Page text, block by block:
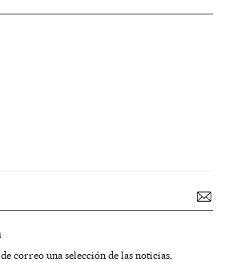
correo una selección de las noticias,